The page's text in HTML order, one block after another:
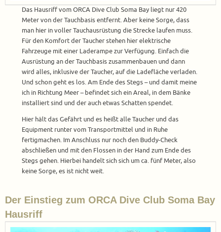
Das Hausriff vom ORCA Dive Club Soma Bay liegt nur 420
Meter von der Tauchbasis entfernt. Aber keine Sorge, dass
man hier in voller Tauchausrüstung die Strecke laufen muss.
Für den Komfort der Taucher stehen hier elektrische
Fahrzeuge mit einer Laderampe zur Verfügung. Einfach die
Ausrüstung an der Tauchbasis zusammenbauen und dann
wird alles, inklusive der Taucher, auf die Ladefläche verladen.
Und schon geht es los. Am Ende des Stegs – und damit meine
ich in Richtung Meer – befindet sich ein Areal, in dem Bänke
installiert sind und der auch etwas Schatten spendet.
Hier hält das Gefährt und es heißt alle Taucher und das
Equipment runter vom Transportmittel und in Ruhe
fertigmachen. Im Anschluss nur noch den Buddy-Check
abschließen und mit den Flossen in der Hand zum Ende des
Stegs gehen. Hierbei handelt sich sich um ca. fünf Meter, also
keine Sorge, es ist nicht weit.
Der Einstieg zum ORCA Dive Club Soma Bay
Hausriff